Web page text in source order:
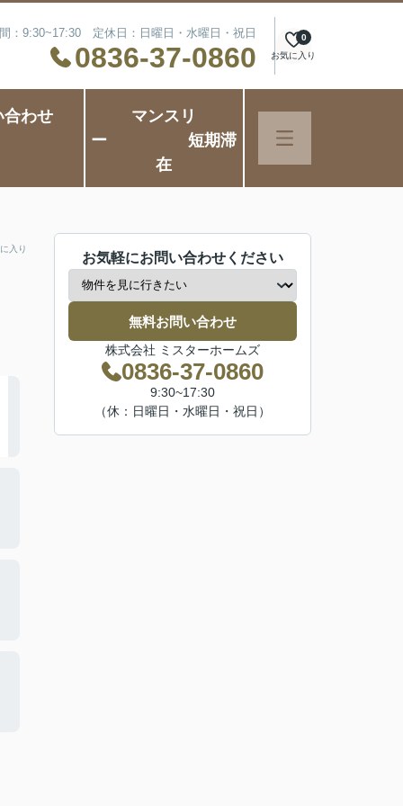
：9:30~17:30 定休日：日曜日・水曜日・祝日
0836-37-0860 お気に入り
0
合わせ
マンスリ
ー 短期滞
在
入り
お気軽にお問い合わせください
無料お問い合わせ
株式会社 ミスターホームズ
0836-37-0860
9:30~17:30
（休：日曜日・水曜日・祝日）